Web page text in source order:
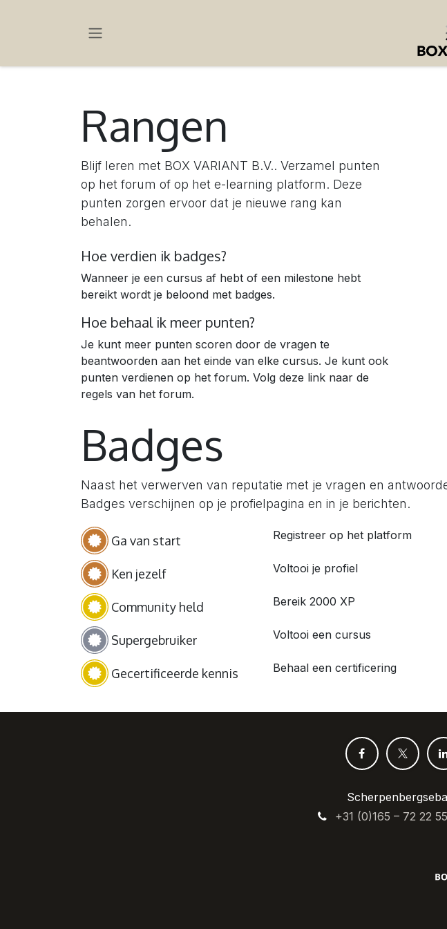
Rangen
Blijf leren met BOX VARIANT B.V.. Verzamel punten
op het forum of op het e-learning platform. Deze
punten zorgen ervoor dat je nieuwe rang kan
behalen.
Hoe verdien ik badges?
Wanneer je een cursus af hebt of een milestone hebt
bereikt wordt je beloond met badges.
Hoe behaal ik meer punten?
Je kunt meer punten scoren door de vragen te
beantwoorden aan het einde van elke cursus. Je kunt ook
punten verdienen op het forum. Volg deze link naar de
regels van het forum.
Badges
Naast het verwerven van reputatie met je vragen en
Badges verschijnen op je profielpagina en in je berichten.
Ga van start Registreer op het platform
Ken jezelf Voltooi je profiel
Community held Bereik 2000 XP
Supergebruiker Voltooi een cursus
Gecertificeerde kennis Behaal een certificering
+31 (0)165 – 72 22 55